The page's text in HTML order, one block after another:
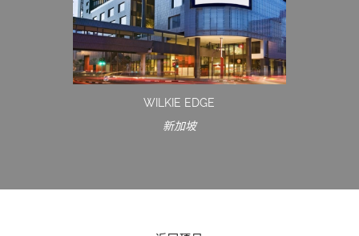
WILKIE EDGE
新加坡